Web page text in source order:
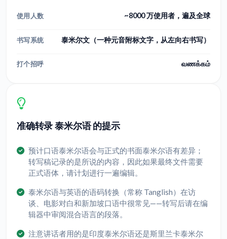
使用人数 ~8000 万使用者，遍及全球
书写系统 泰米尔文（一种元音附标文字，从左向右书写）
打个招呼 வணக்கம்
准确转录 泰米尔语 的提示
预计口语泰米尔语会与正式的书面泰米尔语有差异；
转写稿记录的是所说的内容，因此如果最终文件需要
正式语体，请计划进行一遍编辑。
泰米尔语与英语的语码转换（常称 Tanglish）在访
谈、电影对白和新加坡口语中很常见——转写后请在编
辑器中审阅混合语言的段落。
注意讲话者用的是印度泰米尔语还是斯里兰卡泰米尔